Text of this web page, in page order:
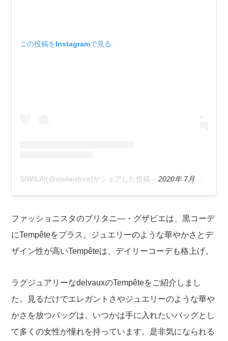
この投稿をInstagramで見る
SIWILAI(@siwilaistore)がシェアした投稿 –2020年 7月月24日午前5時00分PDT
ファッショニスタのブリタニ―・グザビエは、黒コーデ
にTempêteをプラス。ジュエリーのような華やかさとデ
ザイン性が高いTempêteは、デイリーコーデも格上げ。
ラグジュアリーなdelvauxのTempêteをご紹介しまし
た。見るだけでエレガントさやジュエリーのような華や
かさを放つバッグは、いつかは手に入れたいバッグとし
て多くの女性が憧れを持っています。是非気になられる